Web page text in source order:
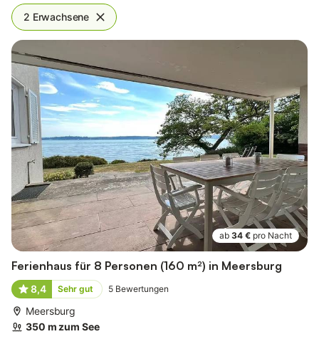
2 Erwachsene
ab 34 € pro Nacht
Ferienhaus für 8 Personen (160 m²) in Meersburg
8,4 Sehr gut 5 Bewertungen
Meersburg
350 m zum See